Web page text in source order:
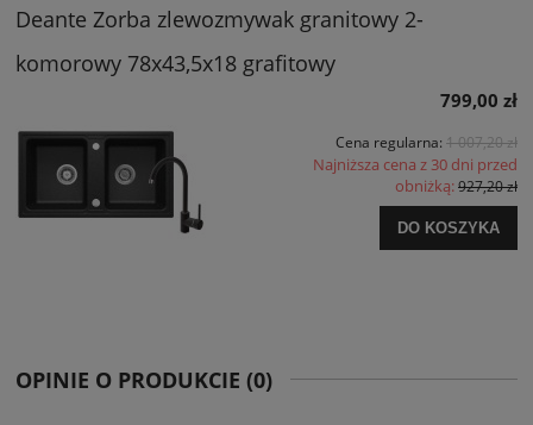
Deante Zorba zlewozmywak granitowy 2-
komorowy 78x43,5x18 grafitowy
799,00 zł
Cena regularna: 1 007,20 zł
Najniższa cena z 30 dni przed
obniżką:927,20 zł
DO KOSZYKA
OPINIE O PRODUKCIE (0)